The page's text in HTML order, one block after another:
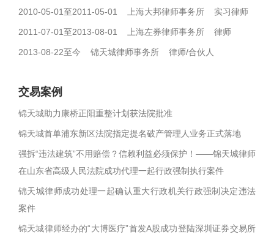
2010-05-01至2011-05-01 上海大邦律师事务所 实习律师
2011-07-01至2013-08-01 上海左券律师事务所 律师
2013-08-22至今 锦天城律师事务所 律师/合伙人
交易案例
锦天城助力康桥正阳重整计划获法院批准
锦天城首单浦东新区法院指定提名破产管理人业务正式落地
强拆“违法建筑”不用赔偿？信赖利益必须保护！——锦天城律师
在山东省高级人民法院成功代理一起行政强制执行案件
锦天城律师成功处理一起确认重大行政机关行政强制决定违法
案件
锦天城律师经办的“大博医疗”首发A股成功登陆深圳证券交易所